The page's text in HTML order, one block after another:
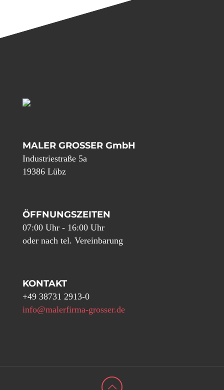
MALER GROSSER GmbH
Industriestraße 5a
19386 Lübz
ÖFFNUNGSZEITEN
07:00 Uhr - 16:00 Uhr
oder nach tel. Vereinbarung
KONTAKT
+49 38731 2913-0
info@malerfirma-grosser.de